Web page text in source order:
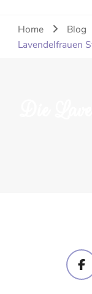
Es befinden
Home Blog
Lavendelfrauen